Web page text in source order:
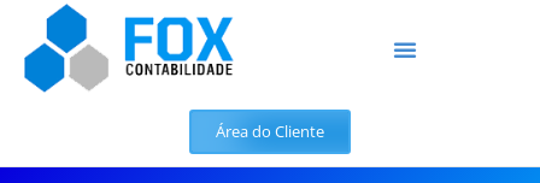
Área do Cliente